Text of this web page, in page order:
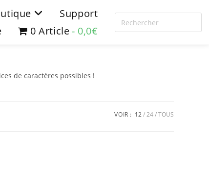
Support
0 Article 0,0€
de caractères possibles !
VOIR : 12 24 TOUS